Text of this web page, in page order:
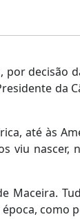
decisão
da
até às
viu
Maceira.
como